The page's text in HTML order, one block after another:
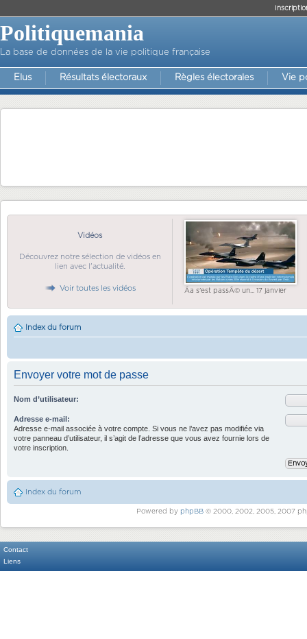
Politiquemania
La base de données de la vie politique française
Elus Résultats électoraux Règles électorales Vie
Vidéos
Découvrez notre sélection de vidéos en
lien avec l'actualité.
Voir toutes les vidéos Ãa s'est passÃ© un... 17 janvier
Index du forum
Envoyer votre mot de passe
Nom d’utilisateur:
Adresse e-mail:
Adresse e-mail associée à votre compte. Si vous ne l’avez pas modifiée via
votre panneau d’utilisateur, il s’agit de l’adresse que vous avez fournie lors de
votre inscription.
Index du forum
Powered by phpBB© 2000, 2002, 2005, 2007
Contact
Liens